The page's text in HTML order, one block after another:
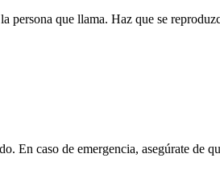
que llama. Haz que se
En caso de emergencia, asegúrate de